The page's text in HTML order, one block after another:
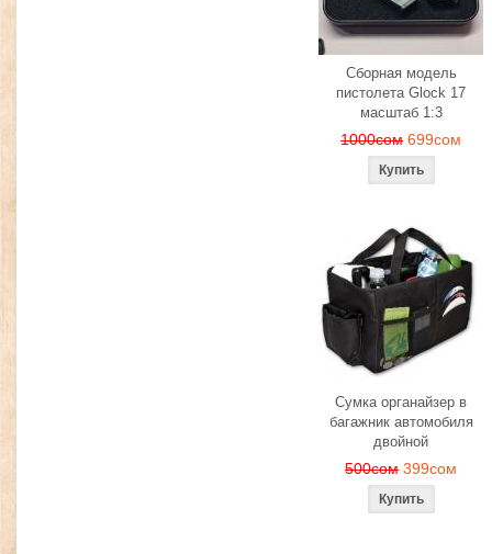
Сборная модель
пистолета Glock 17
масштаб 1:3
1000сом 699сом
Сумка органайзер в
багажник автомобиля
двойной
500сом 399сом